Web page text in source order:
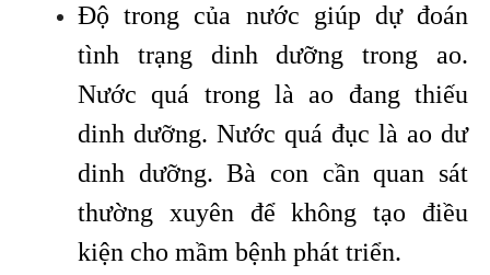
Độ trong của nước giúp dự đoán
tình trạng dinh dưỡng trong ao.
Nước quá trong là ao đang thiếu
dinh dưỡng. Nước quá đục là ao dư
dinh dưỡng. Bà con cần quan sát
thường xuyên để không tạo điều
kiện cho mầm bệnh phát triển.